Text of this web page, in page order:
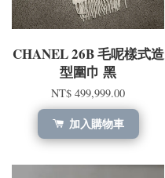
CHANEL 26B 毛呢樣式造
型圍巾 黑
NT$ 499,999.00
加入購物車